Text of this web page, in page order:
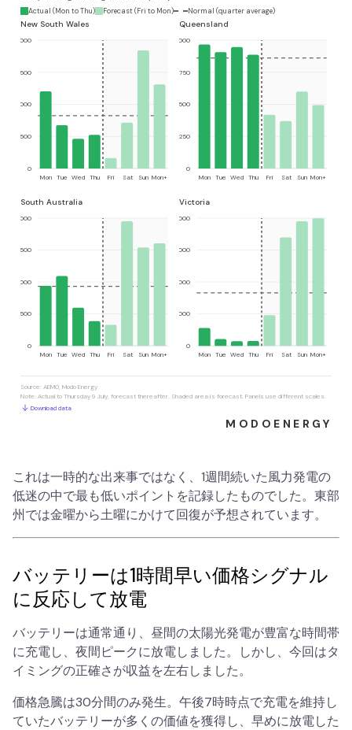
これは一時的な出来事ではなく、1週間続いた風力発電の
低迷の中で最も低いポイントを記録したものでした。東部
州では金曜から土曜にかけて回復が予想されています。
バッテリーは1時間早い価格シグナル
に反応して放電
バッテリーは通常通り、昼間の太陽光発電が豊富な時間帯
に充電し、夜間ピークに放電しました。しかし、今回はタ
イミングの正確さが収益を左右しました。
価格急騰は30分間のみ発生。午後7時時点で充電を維持し
ていたバッテリーが多くの価値を獲得し、早めに放電した